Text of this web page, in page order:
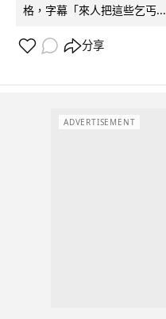
格，字幕「來人把這些乞丐...
分享
ADVERTISEMENT